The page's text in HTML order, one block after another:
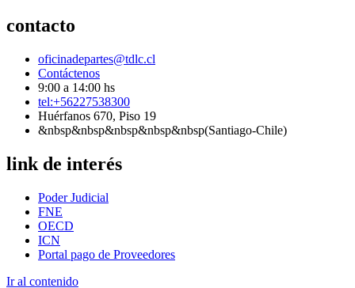
contacto
oficinadepartes@tdlc.cl
Contáctenos
9:00 a 14:00 hs
tel:+56227538300
Huérfanos 670, Piso 19
&nbsp&nbsp&nbsp&nbsp&nbsp(Santiago-Chile)
link de interés
Poder Judicial
FNE
OECD
ICN
Portal pago de Proveedores
Ir al contenido